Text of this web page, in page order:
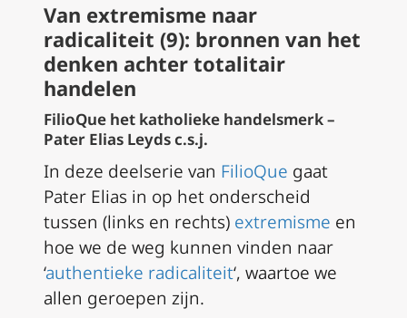
Van extremisme naar
radicaliteit (9): bronnen van het
denken achter totalitair
handelen
FilioQue het katholieke handelsmerk –
Pater Elias Leyds c.s.j.
In deze deelserie van FilioQue gaat
Pater Elias in op het onderscheid
tussen (links en rechts) extremisme en
hoe we de weg kunnen vinden naar
‘authentieke radicaliteit‘, waartoe we
allen geroepen zijn.